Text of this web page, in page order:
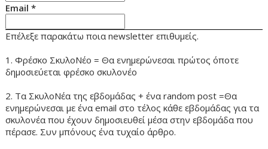
Email*
Επέλεξε παρακάτω ποια newsletter επιθυμείς.
1. Φρέσκο ΣκυλοΝέο = Θα ενημερώνεσαι πρώτος όποτε
δημοσιεύεται φρέσκο σκυλονέο
2. Τα ΣκυλοΝέα της εβδομάδας + ένα random post =Θα
ενημερώνεσαι με ένα email στο τέλος κάθε εβδομάδας για τα
σκυλονέα που έχουν δημοσιευθεί μέσα στην εβδομάδα που
πέρασε. Συν μπόνους ένα τυχαίο άρθρο.